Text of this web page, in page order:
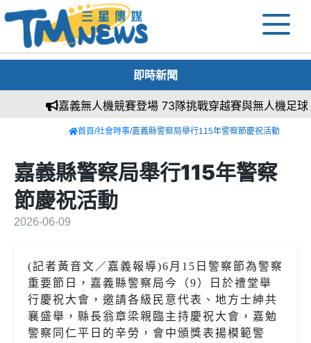
即時新聞
嘉義無人機競賽登場 73隊挑戰穿越賽與無人機足球
首頁/社會時事/嘉義縣警察局舉行115年警察節慶祝活動
嘉義縣警察局舉行115年警察
節慶祝活動
2026-06-09
(記者黃音文／嘉義報導)6月15日警察節為警察
重要節日，嘉義縣警察局今（9）日於禮堂舉
行慶祝大會，邀請各級民意代表、地方士紳共
襄盛舉，縣長翁章梁親臨主持慶祝大會，嘉勉
警察同仁平日的辛勞，會中頒獎表揚模範警